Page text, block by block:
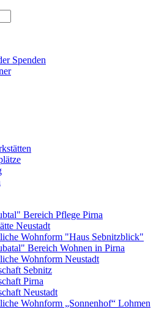
Spenden
Bereich Pflege Pirna
Neustadt
Wohnform "Haus Sebnitzblick"
Bereich Wohnen in Pirna
Wohnform Neustadt
Sebnitz
Pirna
Neustadt
Wohnform „Sonnenhof“ Lohmen